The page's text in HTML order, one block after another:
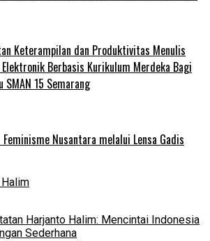
Keterampilan dan Produktivitas Menulis
Berbasis Kurikulum Merdeka Bagi
SMAN 15 Semarang
Nusantara melalui Lensa Gadis
Halim
Harjanto Halim: Mencintai Indonesia
Sederhana